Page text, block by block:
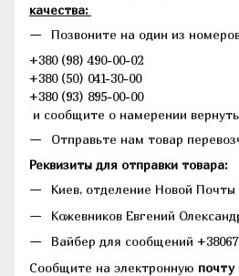
качества:
Позвоните на один из
+380 (98) 490-00-02
+380 (50) 041-30-00
+380 (93) 895-00-00
и сообщите о намерении
Отправьте нам товар
Реквизиты для отправки товара:
Киев, отделение Новой
Кожевников Евгений
Вайбер для сообщений
Сообщите на электронную почту